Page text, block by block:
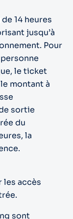
de 14 heures
jusqu’à
Pour
le ticket
montant à
sortie
du
la
les accès
sont